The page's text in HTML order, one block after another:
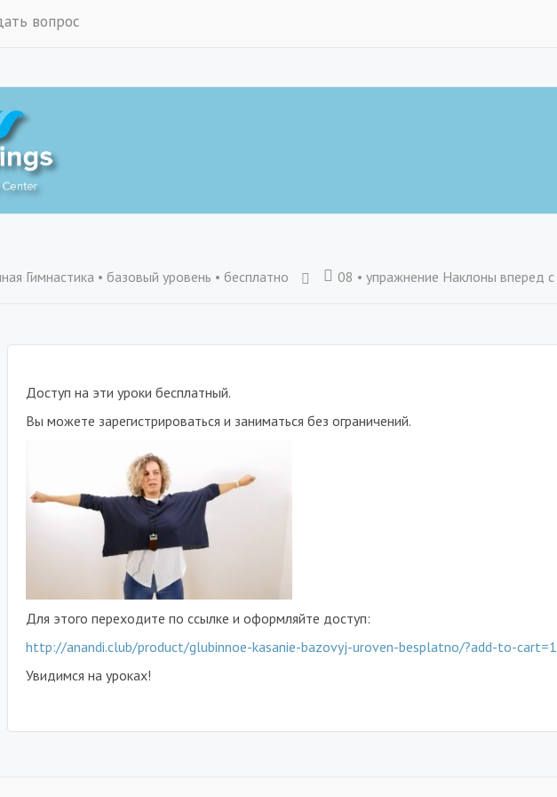
вопрос
Гимнастика • базовый уровень • бесплатно 08 • упражнение Наклоны вперед с приседаниями •
Доступ на эти уроки бесплатный.
Вы можете зарегистрироваться и заниматься без ограничений.
Для этого переходите по ссылке и оформляйте доступ:
http://anandi.club/product/glubinnoe-kasanie-bazovyj-uroven-besplatno/?add-to-
Увидимся на уроках!